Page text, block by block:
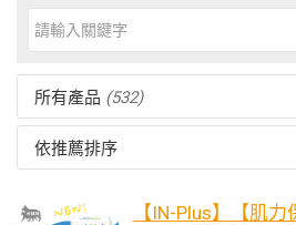
所有產品 (532)
依推薦排序
【IN-Plus】【肌